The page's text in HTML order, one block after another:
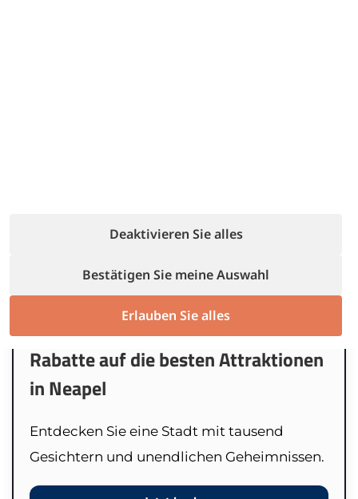
Rabatte auf die besten Attraktionen
in Neapel
Entdecken Sie eine Stadt mit tausend
Gesichtern und unendlichen Geheimnissen.
Deaktivieren Sie alles
Bestätigen Sie meine Auswahl
Erlauben Sie alles